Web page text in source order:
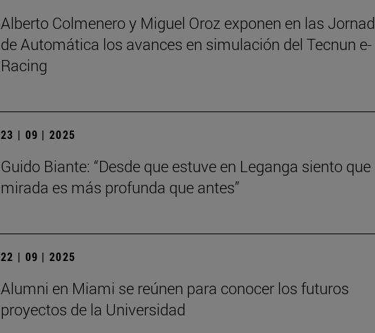
Alberto Colmenero y Miguel Oroz exponen en las
de Automática los avances en simulación del Tecnun e-
Racing
23 | 09 | 2025
Guido Biante: “Desde que estuve en Leganga siento
mirada es más profunda que antes”
22 | 09 | 2025
Alumni en Miami se reúnen para conocer los futuros
proyectos de la Universidad